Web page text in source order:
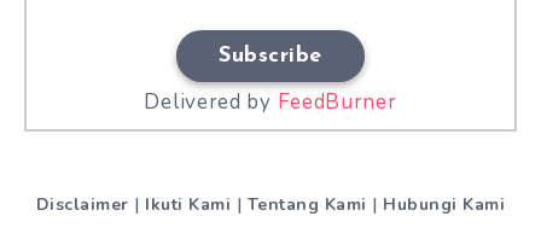
Delivered by FeedBurner
Disclaimer | Ikuti Kami | Tentang Kami | Hubungi Kami